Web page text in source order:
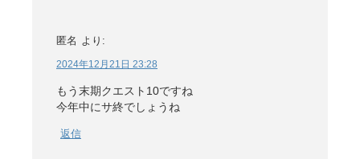
匿名 より:
2024年12月21日 23:28
もう末期クエスト10ですね
今年中にサ終でしょうね
返信